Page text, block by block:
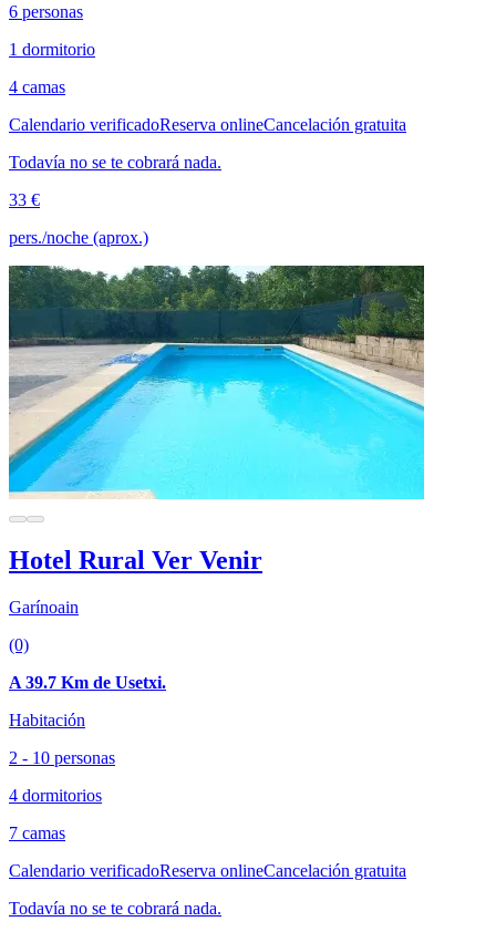
6 personas
1 dormitorio
4 camas
Calendario verificadoReserva onlineCancelación gratuita
Todavía no se te cobrará nada.
33 €
pers./noche (aprox.)
Hotel Rural Ver Venir
Garínoain
(0)
A 39.7 Km de Usetxi.
Habitación
2 - 10 personas
4 dormitorios
7 camas
Calendario verificadoReserva onlineCancelación gratuita
Todavía no se te cobrará nada.